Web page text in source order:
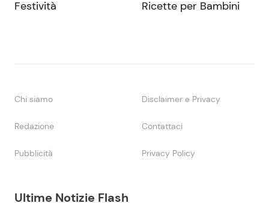
Ultime Notizie Flash
Festività Ricette per Bambini
Chi siamo Disclaimer e Privacy
Redazione Contattaci
Pubblicità Privacy Policy